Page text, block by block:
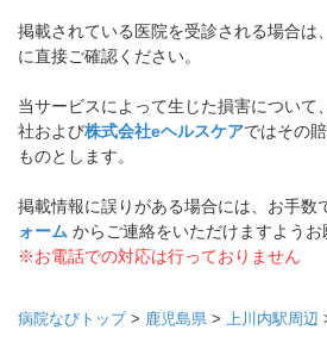
掲載されている医院を受診される場合は
に直接ご確認ください。
当サービスによって生じた損害について
社および株式会社eヘルスケアではその
ものとします。
掲載情報に誤りがある場合には、お手数
ォーム からご連絡をいただけますようお
※お電話での対応は行っておりません
病院なびトップ> 鹿児島県 > 上川内駅周辺